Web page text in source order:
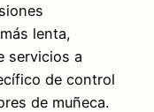
lenta,
servicios a
de control
de muñeca.